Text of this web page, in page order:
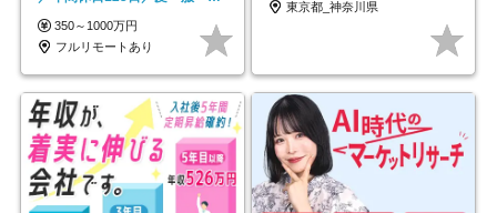
イル自由／研修充実で安心
350～1000万円
フルリモートあり
東京都_神奈川県